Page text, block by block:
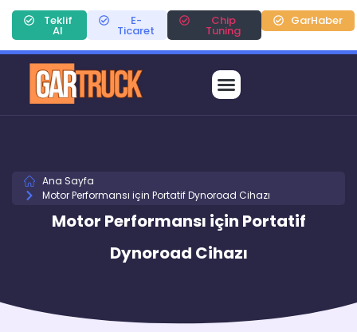
Teklif
Al
E-
Ticaret
Chip
Tuning
GarHaber
Ana Sayfa
Motor Performansı için Portatif Dynoroad Cihazı
Motor Performansı için Portatif
Dynoroad Cihazı